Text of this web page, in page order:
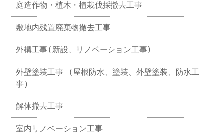
庭造作物・植木・植栽伐採撤去工事
敷地内残置廃棄物撤去工事
外構工事(新設、リノベーション工事)
外壁塗装工事 (屋根防水、塗装、外壁塗装、防水工
事)
解体撤去工事
室内リノベーション工事